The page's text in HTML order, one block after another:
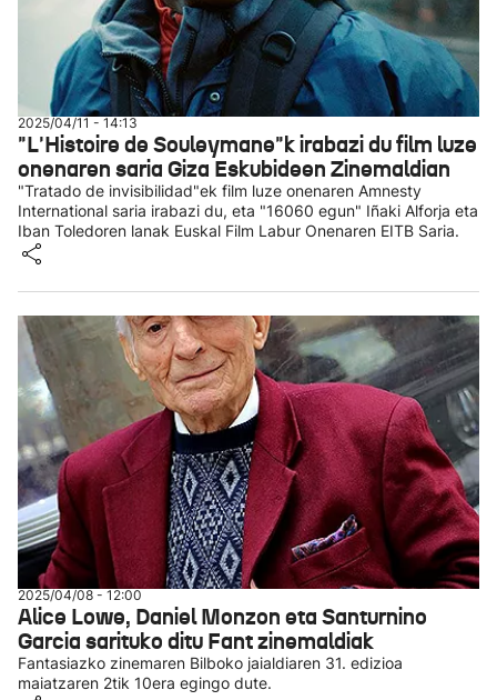
2025/04/11 - 14:13
"L'Histoire de Souleymane"k irabazi du film luze
onenaren saria Giza Eskubideen Zinemaldian
"Tratado de invisibilidad"ek film luze onenaren Amnesty
International saria irabazi du, eta "16060 egun" Iñaki Alforja eta
Iban Toledoren lanak Euskal Film Labur Onenaren EITB Saria.
2025/04/08 - 12:00
Alice Lowe, Daniel Monzon eta Santurnino
Garcia sarituko ditu Fant zinemaldiak
Fantasiazko zinemaren Bilboko jaialdiaren 31. edizioa
maiatzaren 2tik 10era egingo dute.